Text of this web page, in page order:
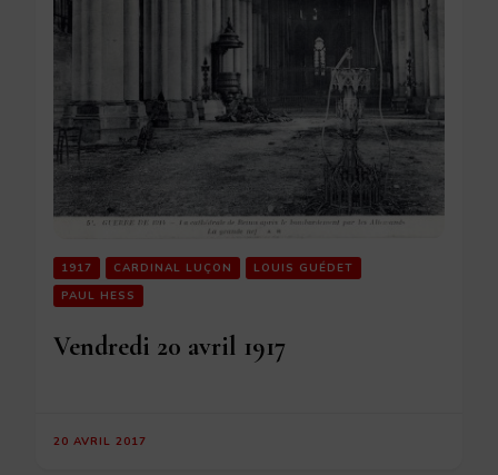
1917 CARDINAL LUÇON
LOUIS GUÉDET
PAUL HESS
Vendredi 20 avril 1917
20 AVRIL 2017